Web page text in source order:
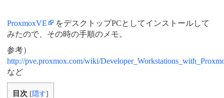
ProxmoxVE
をデスクトップPCとしてインストールして
みたので、その時の手順のメモ。
参考）
http://pve.proxmox.com/wiki/
など
目次 [隠す]